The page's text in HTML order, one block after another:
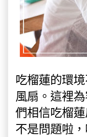
吃榴蓮的環
風扇。這裡
們相信吃榴
不是問題啦